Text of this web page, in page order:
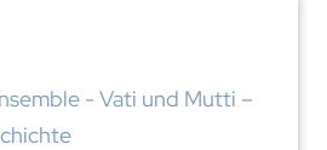
- Vati und Mutti –